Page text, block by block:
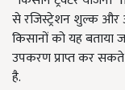
से रजिस्ट्रेशन शुल्क और
किसानों को यह बताया
उपकरण प्राप्त कर
है.